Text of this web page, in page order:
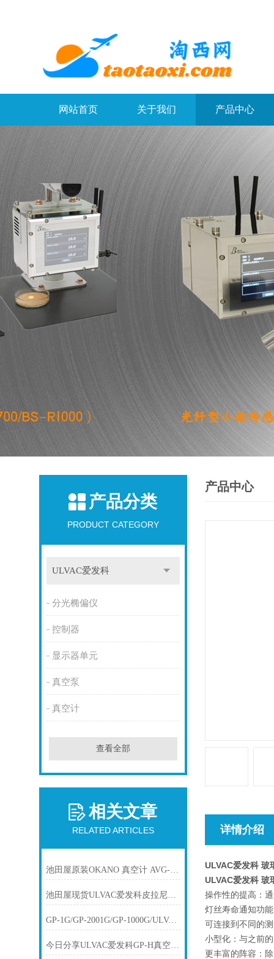
网站首页 关于我们 产品中心
产品分类
PRODUCT CATEGORY
ULVAC爱发科
分光椭偏仪
控制器
显示器单元
真空泵
真空计
查看全部
相关文章
RELATED ARTICLES
池田屋原装OKANO 真空计 AVG-300C11产品介绍技术参数
池田屋现货ULVAC爱发科皮拉尼真空计SW100-A
GP-1G/GP-2001G/GP-1000G/ULVAC爱发科多功能真空计
今日分享ULVAC爱发科GP-H真空计(WP-01WP-02WP-03）计测部
产品中心
详情介绍
ULVAC爱发科 玻
ULVAC爱发科 玻
操作性的提高：
灯丝寿命通知功
可连接到不同的
小型化：与之前
更丰富的阵容：